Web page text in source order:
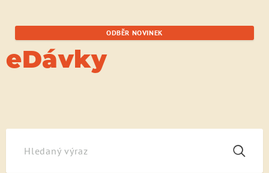
eDávky
Pro zaměstnance a OSVČ
ODBĚR NOVINEK